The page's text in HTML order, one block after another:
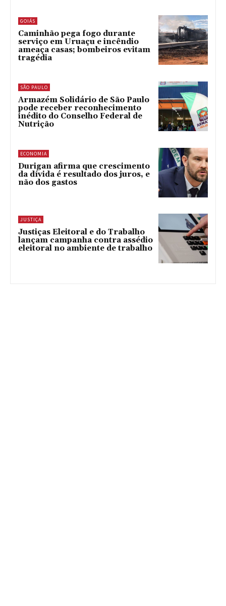
GOIÁS
Caminhão pega fogo durante
serviço em Uruaçu e incêndio
ameaça casas; bombeiros evitam
tragédia
SÃO PAULO
Armazém Solidário de São Paulo
pode receber reconhecimento
inédito do Conselho Federal de
Nutrição
ECONOMIA
Durigan afirma que crescimento
da dívida é resultado dos juros, e
não dos gastos
JUSTIÇA
Justiças Eleitoral e do Trabalho
lançam campanha contra assédio
eleitoral no ambiente de trabalho